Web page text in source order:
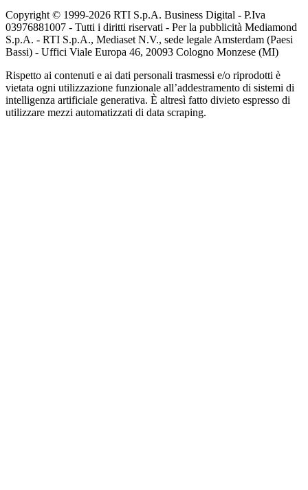
Copyright © 1999-2026 RTI S.p.A. Business Digital - P.Iva
03976881007 - Tutti i diritti riservati - Per la pubblicità Mediamond
S.p.A. - RTI S.p.A., Mediaset N.V., sede legale Amsterdam (Paesi
Bassi) - Uffici Viale Europa 46, 20093 Cologno Monzese (MI)
Rispetto ai contenuti e ai dati personali trasmessi e/o riprodotti è
vietata ogni utilizzazione funzionale all’addestramento di sistemi di
intelligenza artificiale generativa. È altresì fatto divieto espresso di
utilizzare mezzi automatizzati di data scraping.